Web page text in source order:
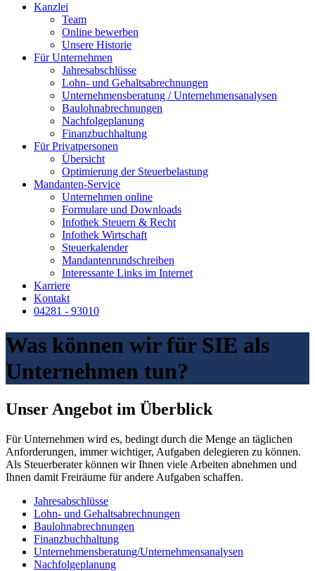
Kanzlei
Team
Online bewerben
Unsere Historie
Für Unternehmen
Jahresabschlüsse
Lohn- und Gehaltsabrechnungen
Unternehmensberatung / Unternehmensanalysen
Baulohnabrechnungen
Nachfolgeplanung
Finanzbuchhaltung
Für Privatpersonen
Übersicht
Optimierung der Steuerbelastung
Mandanten-Service
Unternehmen online
Formulare und Downloads
Infothek Steuern & Recht
Infothek Wirtschaft
Steuerkalender
Mandantenrundschreiben
Interessante Links im Internet
Karriere
Kontakt
04281 - 93010
Was können wir für SIE als
Unternehmen tun?
Unser Angebot im Überblick
Für Unternehmen wird es, bedingt durch die Menge an täglichen
Anforderungen, immer wichtiger, Aufgaben delegieren zu können.
Als Steuerberater können wir Ihnen viele Arbeiten abnehmen und
Ihnen damit Freiräume für andere Aufgaben schaffen.
Jahresabschlüsse
Lohn- und Gehaltsabrechnungen
Baulohnabrechnungen
Finanzbuchhaltung
Unternehmensberatung/Unternehmensanalysen
Nachfolgeplanung